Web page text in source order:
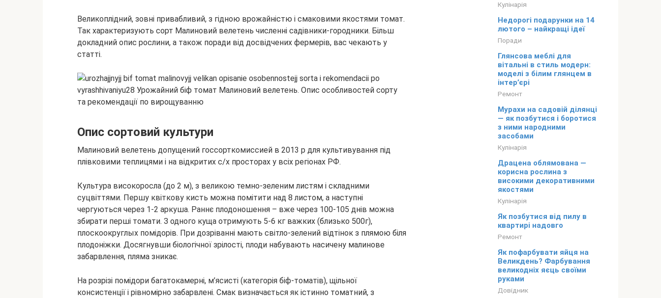
Великоплідний, зовні привабливий, з гідною врожайністю і смаковими якостями томат.
Так характеризують сорт Малиновий велетень численні садівники-городники. Більш
докладний опис рослини, а також поради від досвідчених фермерів, вас чекають у
статті.
Опис сортовий культури
Малиновий велетень допущений госсорткомиссией в 2013 р для культивування під
плівковими теплицями і на відкритих с/х просторах у всіх регіонах РФ.
Культура високоросла (до 2 м), з великою темно-зеленим листям і складними
суцвіттями. Першу квіткову кисть можна помітити над 8 листом, а наступні
чергуються через 1-2 аркуша. Раннє плодоношення – вже через 100-105 днів можна
збирати перші томати. З одного куща отримують 5-6 кг важких (близько 500г),
плоскоокруглых помідорів. При дозріванні мають світло-зелений відтінок з плямою біля
плодоніжки. Досягнувши біологічної зрілості, плоди набувають насичену малинове
забарвлення, пляма зникає.
На розрізі помідори багатокамерні, м’ясисті (категорія біф-томатів), щільної
консистенції і рівномірно забарвлені. Смак визначається як істинно томатний, з
Кулінарія
Недорогі подарунки на 14
лютого – найкращі ідеї
Поради
Глянсова меблі для
вітальні в стиль модерн:
моделі з білим глянцем в
інтер’єрі
Ремонт
Мурахи на садовій ділянці
— як позбутися і боротися
з ними народними
засобами
Кулінарія
Драцена облямована —
корисна рослина з
високими декоративними
якостями
Кулінарія
Як позбутися від пилу в
квартирі надовго
Ремонт
Як пофарбувати яйця на
Великдень? Фарбування
великодніх яєць своїми
руками
Довідник